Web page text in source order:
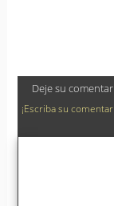
Deje su
¡Escriba su